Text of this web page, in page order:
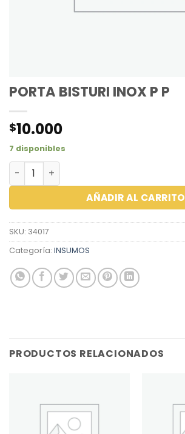
PORTA BISTURI INOX P P
$10.000
7 disponibles
PORTA BISTURI INOX P P cantidad
AÑADIR AL CARRITO
SKU: 34017
Categoría: INSUMOS
PRODUCTOS RELACIONADOS